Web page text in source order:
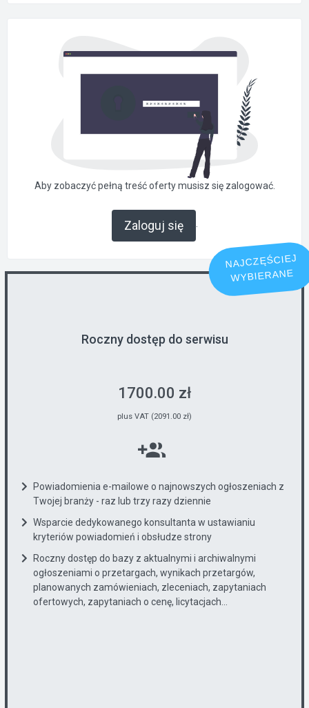
Aby zobaczyć pełną treść oferty musisz się zalogować.
Zaloguj się .
NAJCZĘŚCIEJ
WYBIERANE
Roczny dostęp do serwisu
1700.00 zł
plus VAT (2091.00 zł)
Powiadomienia e-mailowe o najnowszych ogłoszeniach z
Twojej branży - raz lub trzy razy dziennie
Wsparcie dedykowanego konsultanta w ustawianiu
kryteriów powiadomień i obsłudze strony
Roczny dostęp do bazy z aktualnymi i archiwalnymi
ogłoszeniami o przetargach, wynikach przetargów,
planowanych zamówieniach, zleceniach, zapytaniach
ofertowych, zapytaniach o cenę, licytacjach...